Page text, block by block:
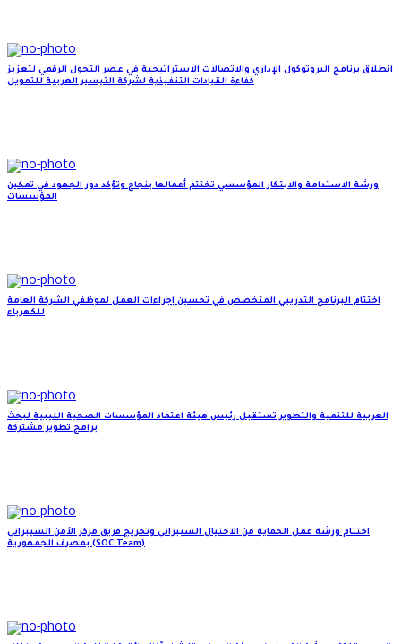
انطلاق برنامج البروتوكول الإداري والاتصالات الاستراتيجية في عصر التحول الرقمي لتعزيز
كفاءة القيادات التنفيذية لشركة التيسير العربية للتمويل
ورشة الاستدامة والابتكار المؤسسي تختتم أعمالها بنجاح وتؤكد دور الجهود في تمكين
المؤسسات
اختتام البرنامج التدريبي المتخصص في تحسين إجراءات العمل لموظفي الشركة العامة
للكهرباء
العربية للتنمية والتطوير تستقبل رئيس هيئة اعتماد المؤسسات الصحية الليبية لبحث
برامج تطوير مشتركة
اختتام ورشة عمل الحماية من الاحتيال السيبراني وتخريج فريق مركز الأمن السيبراني
بمصرف الجمهورية (SOC Team)